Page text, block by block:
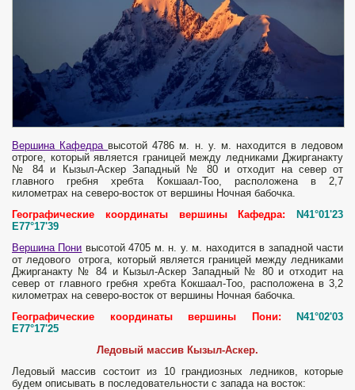
Вершина Кафедра высотой 4786 м. н. у. м. находится в ледовом
отроге, который является границей между ледниками Джирганакту
№ 84 и Кызыл-Аскер Западный № 80 и отходит на север от
главного гребня хребта Кокшаал-Тоо, расположена в 2,7
километрах на северо-восток от вершины Ночная бабочка.
Географические координаты вершины Кафедра: N41°01'23
E77°17'39
Вершина Пони высотой 4705 м. н. у. м. находится в западной части
от ледового отрога, который является границей между ледниками
Джирганакту № 84 и Кызыл-Аскер Западный № 80 и отходит на
север от главного гребня хребта Кокшаал-Тоо, расположена в 3,2
километрах на северо-восток от вершины Ночная бабочка.
Географические координаты вершины Пони: N41°02'03
E77°17'25
Ледовый массив Кызыл-Аскер.
Ледовый массив состоит из 10 грандиозных ледников, которые
будем описывать в последовательности с запада на восток: